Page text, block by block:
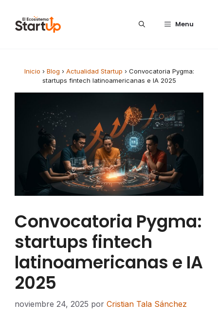
Menu
Inicio › Blog › Actualidad Startup › Convocatoria Pygma:
startups fintech latinoamericanas e IA 2025
Convocatoria Pygma:
startups fintech
latinoamericanas e IA
2025
noviembre 24, 2025 por Cristian Tala Sánchez